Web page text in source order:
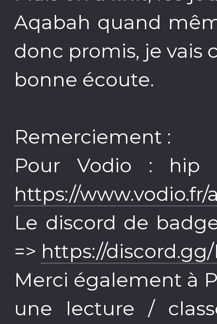
Aqabah quand
donc promis, je vais
bonne écoute.
Remerciement :
Pour Vodio :
https://www.vodio.fr/
Le discord de
=> https://
Merci également à
une lecture /